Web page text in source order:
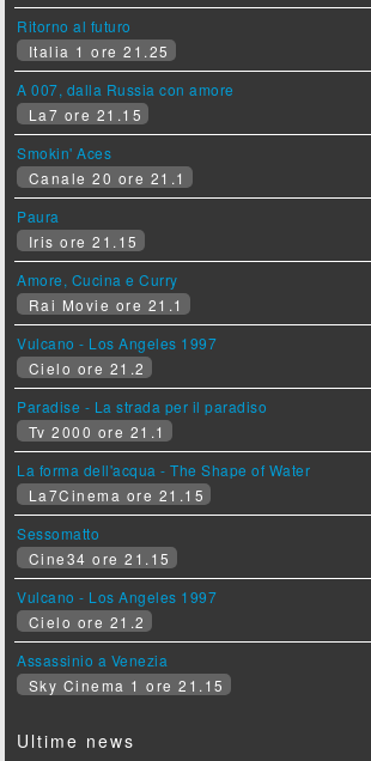
Ritorno al futuro
Italia 1 ore 21.25
A 007, dalla Russia con amore
La7 ore 21.15
Smokin' Aces
Canale 20 ore 21.1
Paura
Iris ore 21.15
Amore, Cucina e Curry
Rai Movie ore 21.1
Vulcano - Los Angeles 1997
Cielo ore 21.2
Paradise - La strada per il paradiso
Tv 2000 ore 21.1
La forma dell'acqua - The Shape of Water
La7Cinema ore 21.15
Sessomatto
Cine34 ore 21.15
Vulcano - Los Angeles 1997
Cielo ore 21.2
Assassinio a Venezia
Sky Cinema 1 ore 21.15
Ultime news